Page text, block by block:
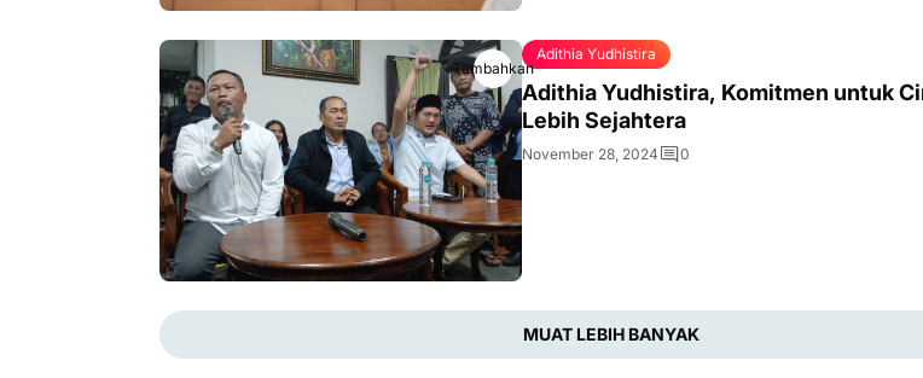
Tambahkan
Adithia Yudhistira
Adithia Yudhistira, Komitmen untuk
Lebih Sejahtera
November 28, 2024 0
MUAT LEBIH BANYAK